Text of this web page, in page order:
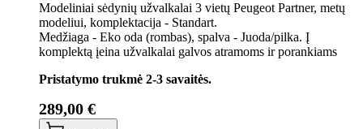
Modeliniai sėdynių užvalkalai 3 vietų Peugeot Partner, metų
modeliui, komplektacija - Standart.
Medžiaga - Eko oda (rombas), spalva - Juoda/pilka. Į
komplektą įeina užvalkalai galvos atramoms ir porankiams
Pristatymo trukmė 2-3 savaitės.
289,00 €